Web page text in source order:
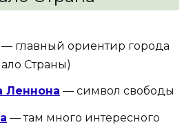
— главный ориентир города
Страны)
Леннона — символ свободы
— там много интересного